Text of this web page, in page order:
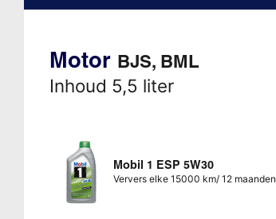
Motor BJS, BML
Inhoud 5,5 liter
Mobil 1 ESP 5W30
Ververs elke 15000 km/ 12 maanden